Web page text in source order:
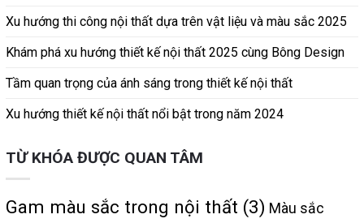
Xu hướng thi công nội thất dựa trên vật liệu và màu sắc 2025
Khám phá xu hướng thiết kế nội thất 2025 cùng Bông Design
Tầm quan trọng của ánh sáng trong thiết kế nội thất
Xu hướng thiết kế nội thất nổi bật trong năm 2024
TỪ KHÓA ĐƯỢC QUAN TÂM
Gam màu sắc trong nội thất (3) Màu sắc